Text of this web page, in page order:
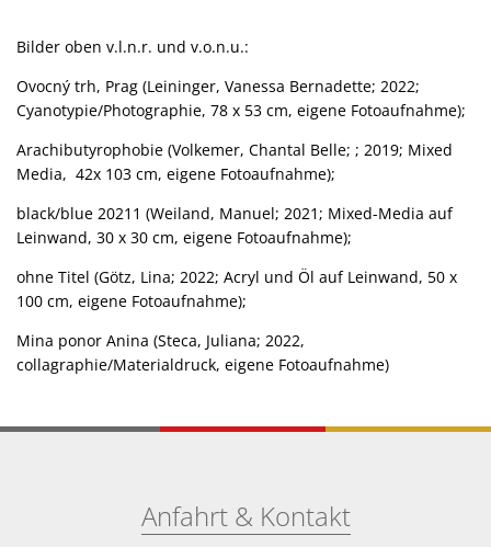
Bilder oben v.l.n.r. und v.o.n.u.:
Ovocný trh, Prag (Leininger, Vanessa Bernadette; 2022;
Cyanotypie/Photographie, 78 x 53 cm, eigene Fotoaufnahme);
Arachibutyrophobie (Volkemer, Chantal Belle; ; 2019; Mixed
Media, 42x 103 cm, eigene Fotoaufnahme);
black/blue 20211 (Weiland, Manuel; 2021; Mixed-Media auf
Leinwand, 30 x 30 cm, eigene Fotoaufnahme);
ohne Titel (Götz, Lina; 2022; Acryl und Öl auf Leinwand, 50 x
100 cm, eigene Fotoaufnahme);
Mina ponor Anina (Steca, Juliana; 2022,
collagraphie/Materialdruck, eigene Fotoaufnahme)
Anfahrt & Kontakt